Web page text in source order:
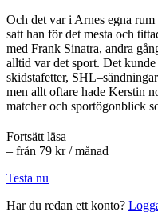
Och det var i Arnes egna
satt han för det mesta och
med Frank Sinatra, andra
alltid var det sport. Det
skidstafetter,
men allt oftare hade Kerstin
matcher och sportögonblick
Fortsätt läsa
– från 79 kr / månad
Testa nu
Har du redan ett konto?